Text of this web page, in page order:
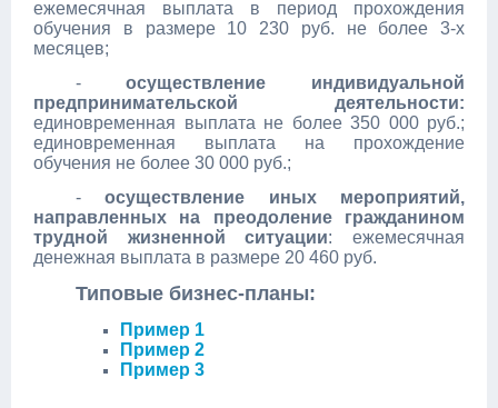
ежемесячная выплата в период прохождения
обучения в размере 10 230 руб. не более 3-х
месяцев;
-осуществление индивидуальной
предпринимательской деятельности:
единовременная выплата не более 350 000 руб.;
единовременная выплата на прохождение
обучения не более 30 000 руб.;
-осуществление иных мероприятий,
направленных на преодоление гражданином
трудной жизненной ситуации: ежемесячная
денежная выплата в размере 20 460 руб.
Типовые бизнес-планы:
Пример 1
Пример 2
Пример 3